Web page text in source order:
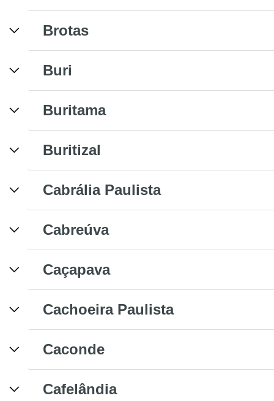
Brotas
Buri
Buritama
Buritizal
Cabrália Paulista
Cabreúva
Caçapava
Cachoeira Paulista
Caconde
Cafelândia